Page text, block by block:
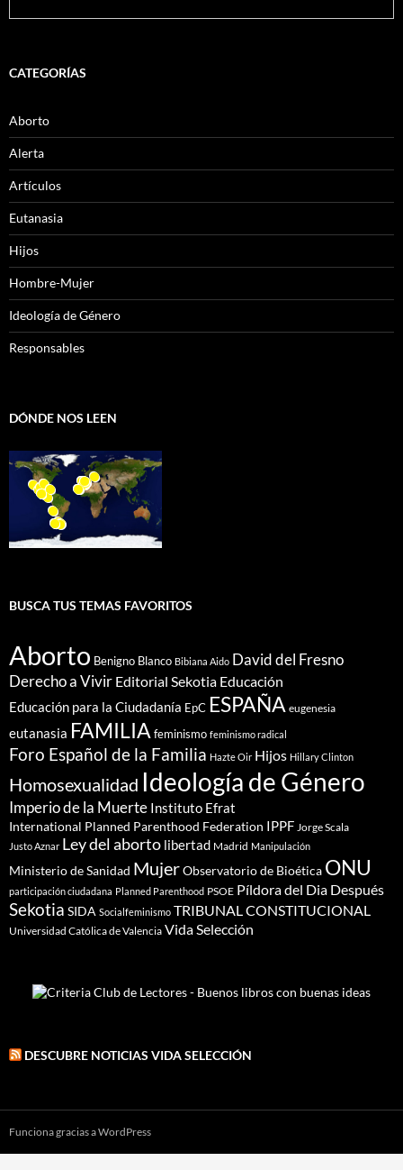
CATEGORÍAS
Aborto
Alerta
Artículos
Eutanasia
Hijos
Hombre-Mujer
Ideología de Género
Responsables
DÓNDE NOS LEEN
BUSCA TUS TEMAS FAVORITOS
Aborto Benigno Blanco Bibiana Aido David del Fresno
Derecho a Vivir Editorial Sekotia Educación
Educación para la Ciudadanía EpC ESPAÑA eugenesia
eutanasia FAMILIA feminismo feminismo radical
Foro Español de la Familia Hazte Oir Hijos Hillary Clinton
Homosexualidad Ideología de Género
Imperio de la Muerte Instituto Efrat
International Planned Parenthood Federation IPPF Jorge Scala
Justo Aznar Ley del aborto libertad Madrid Manipulación
Ministerio de Sanidad MujerObservatorio de Bioética ONU
participación ciudadana Planned Parenthood PSOE Píldora del Dia Después
Sekotia SIDA Socialfeminismo TRIBUNAL CONSTITUCIONAL
Universidad Católica de Valencia Vida Selección
DESCUBRE NOTICIAS VIDA SELECCIÓN
Funciona gracias a WordPress